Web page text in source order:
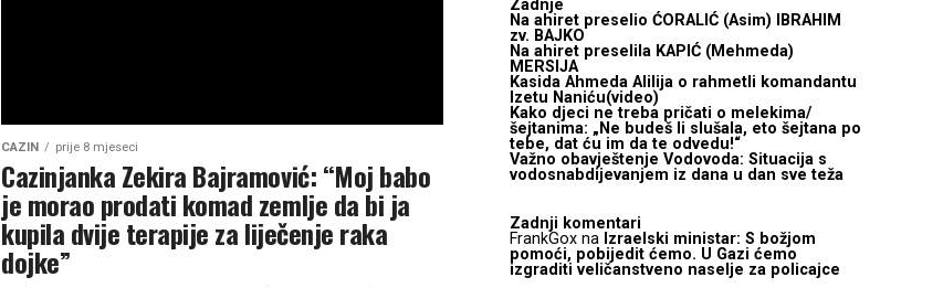
CAZIN prije 8 mjeseci
Cazinjanka Zekira Bajramović: “Moj babo
je morao prodati komad zemlje da bi ja
kupila dvije terapije za liječenje raka
dojke”
Zadnje
Na ahiret preselio ĆORALIĆ (Asim) IBRAHIM
zv. BAJKO
Na ahiret preselila KAPIĆ (Mehmeda)
MERSIJA
Kasida Ahmeda Alilija o rahmetli komandantu
Izetu Naniću(video)
Kako djeci ne treba pričati o melekima/
šejtanima: „Ne budeš li slušala, eto šejtana po
tebe, dat ću im da te odvedu!“
Važno obavještenje Vodovoda: Situacija s
vodosnabdijevanjem iz dana u dan sve teža
Zadnji komentari
FrankGox na Izraelski ministar: S božjom
pomoći, pobijedit ćemo. U Gazi ćemo
izgraditi veličanstveno naselje za policajce